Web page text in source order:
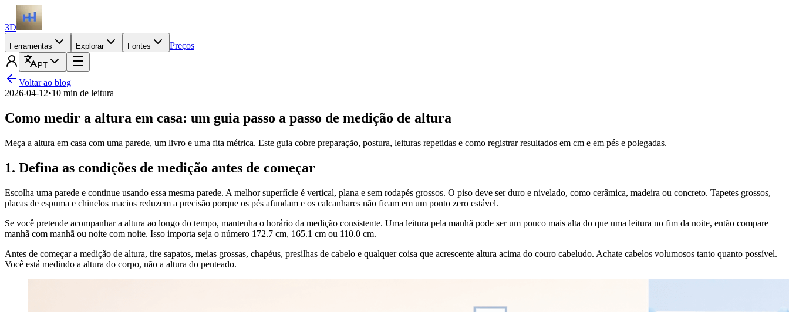
3D
Ferramentas Explorar Fontes Preços
PT
Voltar ao blog
2026-04-12•10 min de leitura
Como medir a altura em casa: um guia passo a passo de medição de altura
Meça a altura em casa com uma parede, um livro e uma fita métrica. Este guia cobre preparação, postura, leituras repetidas e como registrar resultados em cm e em pés e polegadas.
1. Defina as condições de medição antes de começar
Escolha uma parede e continue usando essa mesma parede. A melhor superfície é vertical, plana e sem rodapés grossos. O piso deve ser duro e nivelado, como cerâmica, madeira ou concreto. Tapetes grossos,
placas de espuma e chinelos macios reduzem a precisão porque os pés afundam e os calcanhares não ficam em um ponto zero estável.
Se você pretende acompanhar a altura ao longo do tempo, mantenha o horário da medição consistente. Uma leitura pela manhã pode ser um pouco mais alta do que uma leitura no fim da noite, então compare
manhã com manhã ou noite com noite. Isso importa seja o número 172.7 cm, 165.1 cm ou 110.0 cm.
Antes de começar a medição de altura, tire sapatos, meias grossas, chapéus, presilhas de cabelo e qualquer coisa que acrescente altura acima do couro cabeludo. Achate cabelos volumosos tanto quanto possível.
Você está medindo a altura do corpo, não a altura do penteado.